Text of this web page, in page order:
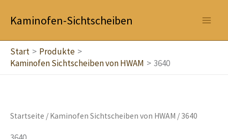
InhaltKaminofen-Sichtscheiben
Start
Produkte
Kaminofen Sichtscheiben von HWAM
3640
Startseite / Kaminofen Sichtscheiben von HWAM / 3640